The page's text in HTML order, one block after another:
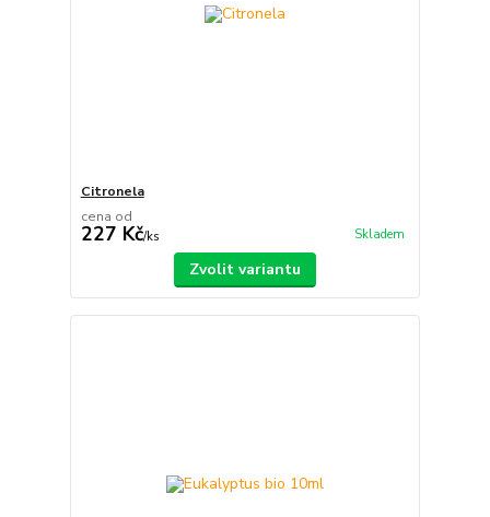
Citronela
cena od
227 Kč/ks Skladem
Zvolit variantu